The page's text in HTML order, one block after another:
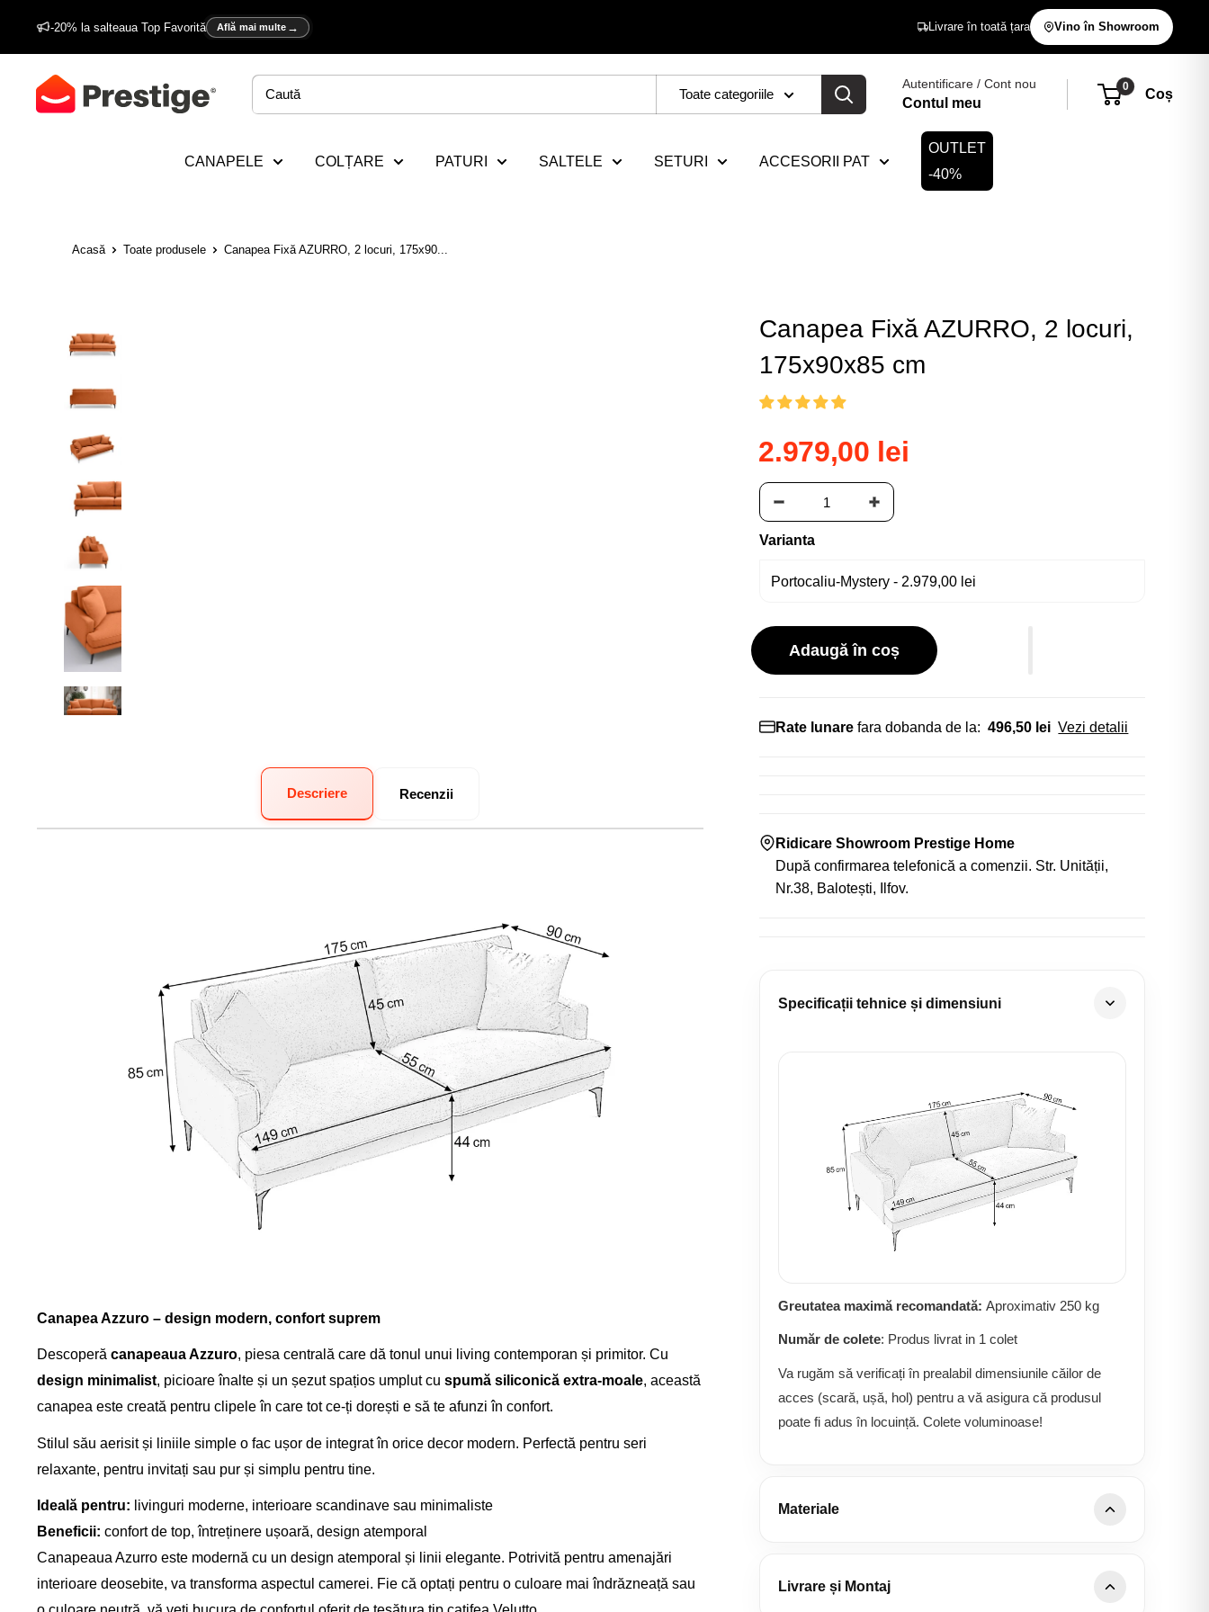
-20% la salteaua Top Favorită Află mai multe Livrare în toată țara Vino în Showroom
Prestige
Home
Toate categoriile
Autentificare / Cont nou
Contul meu
0
Coș
CANAPELE COLȚARE PATURI SALTELE SETURI ACCESORII PAT
OUTLET
-40%
Acasă Toate produsele Canapea Fixă AZURRO, 2 locuri, 175x90...
Canapea Fixă AZURRO, 2 locuri,
175x90x85 cm
2.979,00 lei
Varianta
Adaugă în coș
Rate lunare fara dobanda de la: 496,50 lei Vezi detalii
Ridicare Showroom Prestige Home
După confirmarea telefonică a comenzii. Str. Unității,
Nr.38, Balotești, Ilfov.
Specificații tehnice și dimensiuni
Greutatea maximă recomandată:Aproximativ 250 kg
Număr de colete: Produs livrat in 1 colet
Va rugăm să verificați în prealabil dimensiunile căilor de
acces (scară, ușă, hol) pentru a vă asigura că produsul
poate fi adus în locuință. Colete voluminoase!
Materiale
Tip țesătură: Structural
Livrare și Montaj
Descriere Recenzii
Canapea Azzuro – design modern, confort suprem
Descoperă canapeaua Azzuro, piesa centrală care dă tonul unui living contemporan și primitor. Cu
design minimalist, picioare înalte și un șezut spațios umplut cu spumă siliconică extra-moale, această
canapea este creată pentru clipele în care tot ce-ți dorești e să te afunzi în confort.
Stilul său aerisit și liniile simple o fac ușor de integrat în orice decor modern. Perfectă pentru seri
relaxante, pentru invitați sau pur și simplu pentru tine.
Ideală pentru: livinguri moderne, interioare scandinave sau minimaliste
Beneficii: confort de top, întreținere ușoară, design atemporal
Canapeaua Azurro este modernă cu un design atemporal și linii elegante. Potrivită pentru amenajări
interioare deosebite, va transforma aspectul camerei. Fie că optați pentru o culoare mai îndrăzneață sau